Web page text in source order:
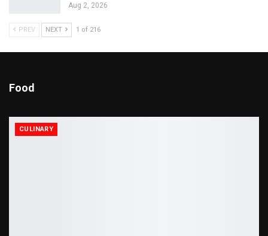
Aug 2, 2026
PREV NEXT 1 of 216
Food
CULINARY